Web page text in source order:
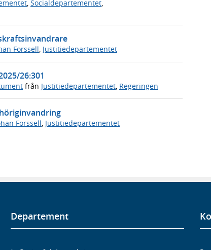
Socialdepartementet
Forssell, Justitiedepartementet
26:301
från Justitiedepartementet, Regeringen
Forssell Justitiedepartementet
Departement